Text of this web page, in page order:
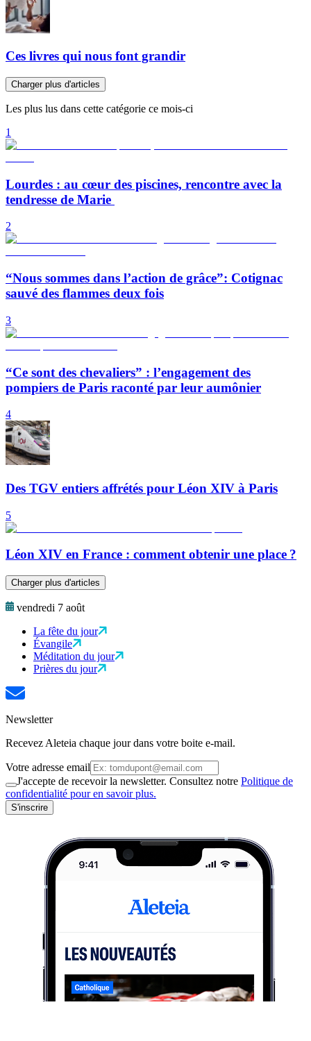
Ces livres qui nous font grandir
Charger plus d'articles
Les plus lus dans cette catégorie ce mois-ci
1
Lourdes : au cœur des piscines, rencontre avec la
tendresse de Marie
2
“Nous sommes dans l’action de grâce”: Cotignac
sauvé des flammes deux fois
3
“Ce sont des chevaliers” : l’engagement des
pompiers de Paris raconté par leur aumônier
4
Des TGV entiers affrétés pour Léon XIV à Paris
5
Léon XIV en France : comment obtenir une place ?
Charger plus d'articles
vendredi 7 août
La fête du jour
Évangile
Méditation du jour
Prières du jour
Newsletter
Recevez Aleteia chaque jour dans votre boite e-mail.
Votre adresse email
J'accepte de recevoir la newsletter. Consultez notre Politique de
confidentialité pour en savoir plus.
S'inscrire